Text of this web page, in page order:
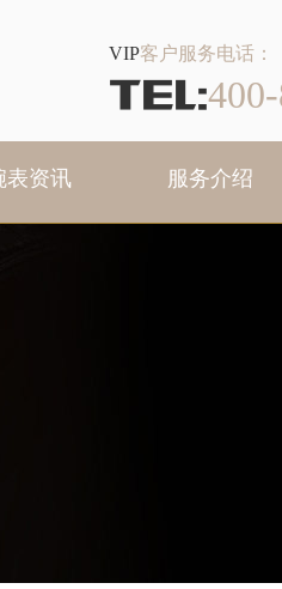
VIP客户服务电话：
TEL:
表资讯 服务介绍